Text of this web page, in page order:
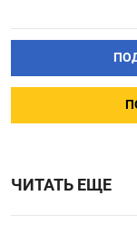
ЧИТАТЬ ЕЩЕ